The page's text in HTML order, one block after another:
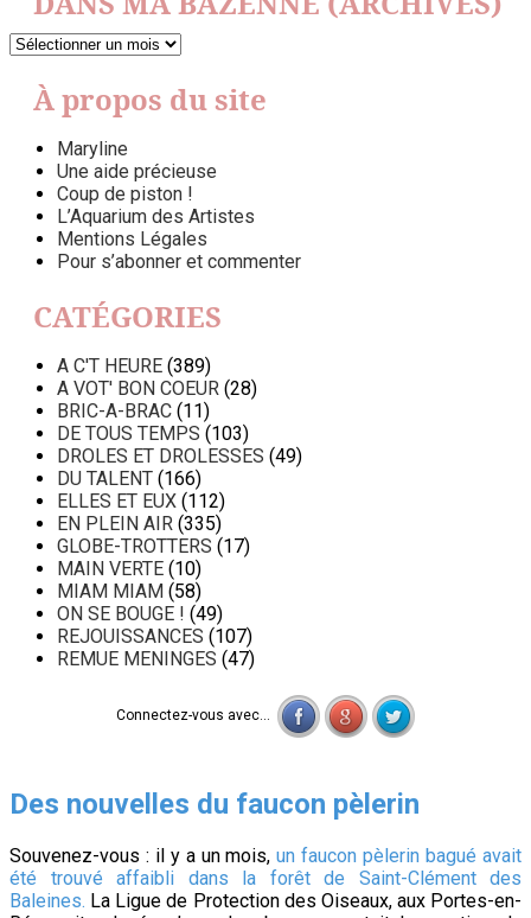
DANS
BAZENNE
(ARCHIVES)
À propos du site
Maryline
Une aide précieuse
Coup de piston !
L’Aquarium des Artistes
Mentions Légales
Pour s’abonner et commenter
CATÉGORIES
A C'T HEURE (389)
A VOT' BON COEUR (28)
BRIC-A-BRAC (11)
DE TOUS TEMPS (103)
DROLES ET DROLESSES (49)
DU TALENT (166)
ELLES ET EUX (112)
EN PLEIN AIR (335)
GLOBE-TROTTERS (17)
MAIN VERTE (10)
MIAM MIAM (58)
ON SE BOUGE ! (49)
REJOUISSANCES (107)
REMUE MENINGES (47)
Connectez-vous avec...
Des nouvelles du faucon pèlerin
Souvenez-vous : il y a un mois,un faucon pèlerin bagué avait
été trouvé affaibli dans la forêt de Saint-Clément des
Baleines. La Ligue de Protection des Oiseaux, aux Portes-en-